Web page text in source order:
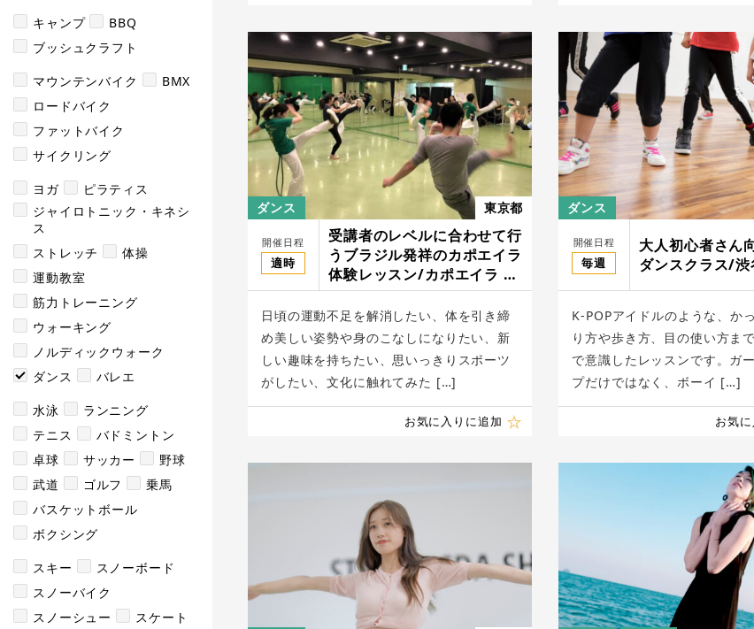
キャンプ
BBQ
ブッシュクラフト
マウンテンバイク
BMX
ロードバイク
ファットバイク
サイクリング
ヨガ
ピラティス
ジャイロトニック・キネシ
ス
ストレッチ
体操
運動教室
筋力トレーニング
ウォーキング
ノルディックウォーク
ダンス
バレエ
水泳
ランニング
テニス
バドミントン
卓球
サッカー
野球
武道
ゴルフ
乗馬
バスケットボール
ボクシング
スキー
スノーボード
スノーバイク
スノーシュー
スケート
ダンス 東京都
開催日程
適時
受講者のレベルに合わせて行
うブラジル発祥のカポエイラ
体験レッスン/カポエイラ ジ
ェライス
日頃の運動不足を解消したい、体を引き締
め美しい姿勢や身のこなしになりたい、新
しい趣味を持ちたい、思いっきりスポーツ
がしたい、文化に触れてみた […]
お気に入りに追加
ダンス
開催日程
毎週
大人初心者さん
ダンスクラス/渋
K-POPアイドルのような、か
り方や歩き方、目の使い方ま
で意識したレッスンです。ガ
プだけではなく、ボーイ […]
お気